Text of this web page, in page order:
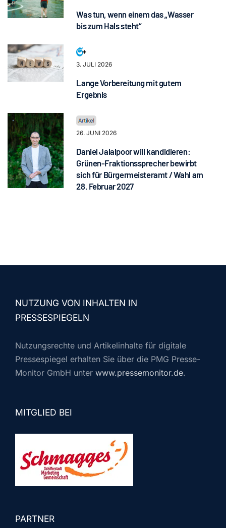
Was tun, wenn einem das „Wasser
bis zum Hals steht“
3. JULI 2026
Lange Vorbereitung mit gutem
Ergebnis
26. JUNI 2026
Daniel Jalalpoor will kandidieren:
Grünen-Fraktionssprecher bewirbt
sich für Bürgermeisteramt / Wahl am
28. Februar 2027
NUTZUNG VON INHALTEN IN
PRESSESPIEGELN
Nutzungsrechte und Artikelinhalte für digitale
Pressespiegel erhalten Sie über die PMG Presse-
Monitor GmbH unter www.pressemonitor.de.
MITGLIED BEI
PARTNER